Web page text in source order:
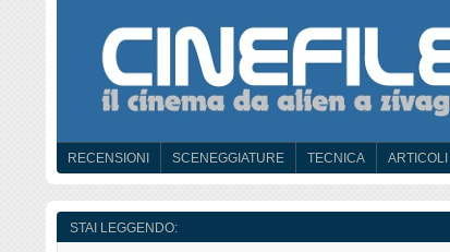
RECENSIONI SCENEGGIATURE TECNICA ARTICOLI
STAI LEGGENDO: